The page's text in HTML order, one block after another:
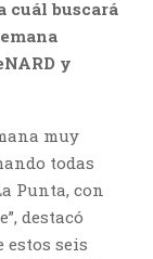
cuál buscará
y
muy
todas
Punta, con
destacó
estos seis